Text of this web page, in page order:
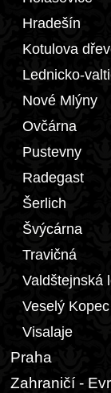
Hradešín
Kotulova
Lednicko-
Nové Mlýny
Ovčárna
Pustevny
Radegast
Šerlich
Švýcárna
Travičná
Valdštejnská
Veselý Kopec
Visalaje
Praha
Zahraničí -